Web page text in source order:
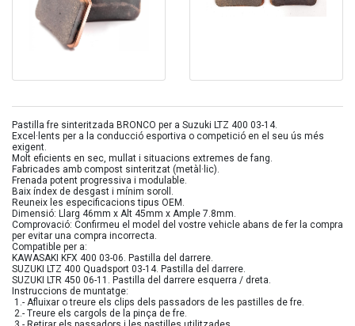
Pastilla fre sinteritzada BRONCO per a Suzuki LTZ 400 03-14.
Excel·lents per a la conducció esportiva o competició en el seu ús més
exigent.
Molt eficients en sec, mullat i situacions extremes de fang.
Fabricades amb compost sinteritzat (metàl·lic).
Frenada potent progressiva i modulable.
Baix índex de desgast i mínim soroll.
Reuneix les especificacions tipus OEM.
Dimensió: Llarg 46mm x Alt 45mm x Ample 7.8mm.
Comprovació: Confirmeu el model del vostre vehicle abans de fer la compra
per evitar una compra incorrecta.
Compatible per a:
KAWASAKI KFX 400 03-06. Pastilla del darrere.
SUZUKI LTZ 400 Quadsport 03-14. Pastilla del darrere.
SUZUKI LTR 450 06-11. Pastilla del darrere esquerra / dreta.
Instruccions de muntatge:
1.- Afluixar o treure els clips dels passadors de les pastilles de fre.
2.- Treure els cargols de la pinça de fre.